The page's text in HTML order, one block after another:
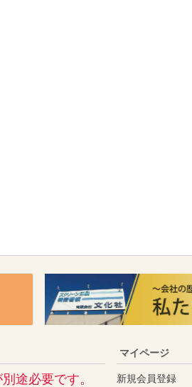
途必要です。
マイページ
新規会員登録